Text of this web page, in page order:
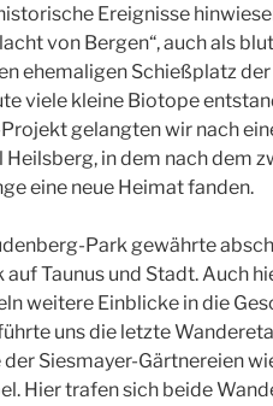
Ereignisse
von Bergen“, auch als
ehemaligen Schießplatz
viele kleine Biotope
gelangten wir nach
Heilsberg, in dem nach dem
eine neue Heimat fanden.
Park gewährte
Taunus und Stadt. Auch
weitere Einblicke in die
uns die letzte
der Siesmayer-Gärtnereien
Hier trafen sich beide